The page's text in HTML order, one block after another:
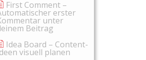
First Comment –
erster
unter
Beitrag
Idea Board – Content-
visuell planen